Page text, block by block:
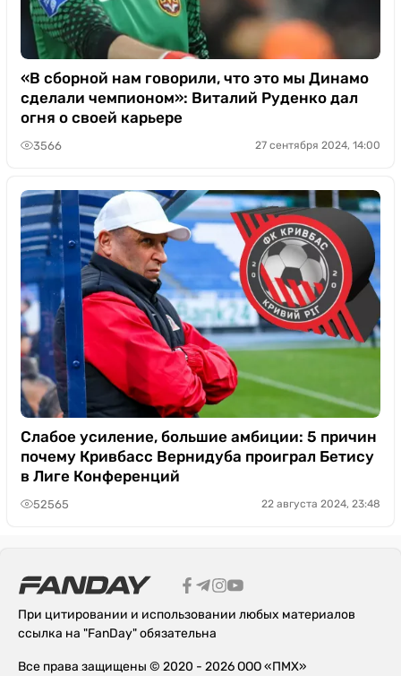
«В сборной нам говорили, что это мы Динамо
сделали чемпионом»: Виталий Руденко дал
огня о своей карьере
3566 27 сентября 2024, 14:00
Слабое усиление, большие амбиции: 5 причин
почему Кривбасс Вернидуба проиграл Бетису
в Лиге Конференций
52565 22 августа 2024, 23:48
При цитировании и использовании любых материалов
ссылка на "FanDay" обязательна
Все права защищены © 2020 - 2026 ООО «ПМХ»